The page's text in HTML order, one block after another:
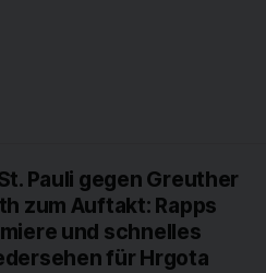
Pauli gegen Greuther
zum Auftakt: Rapps
und schnelles
für Hrgota